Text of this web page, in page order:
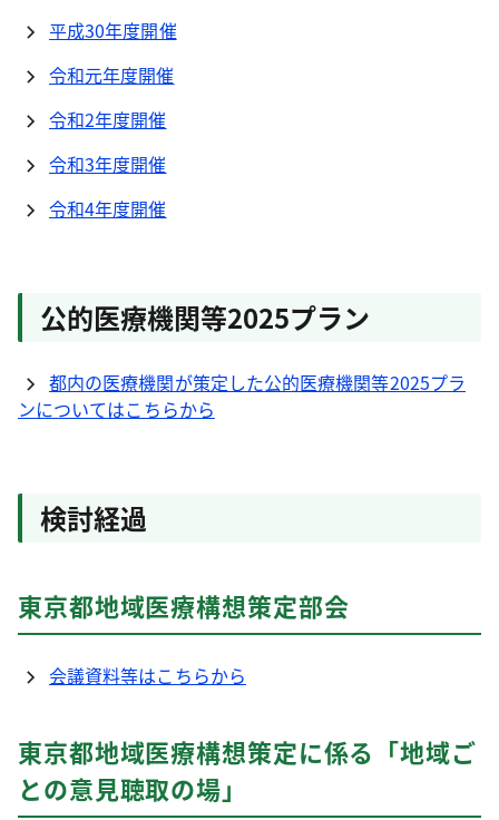
平成30年度開催
令和元年度開催
令和2年度開催
令和3年度開催
令和4年度開催
公的医療機関等2025プラン
都内の医療機関が策定した公的医療機関等2025プラ
ンについてはこちらから
検討経過
東京都地域医療構想策定部会
会議資料等はこちらから
東京都地域医療構想策定に係る「地域ご
との意見聴取の場」